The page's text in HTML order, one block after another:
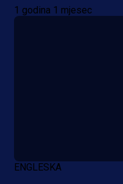
1 godina 1 mjesec
ENGLESKA